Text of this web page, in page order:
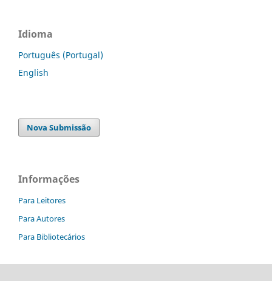
Idioma
Português (Portugal)
English
Nova Submissão
Informações
Para Leitores
Para Autores
Para Bibliotecários